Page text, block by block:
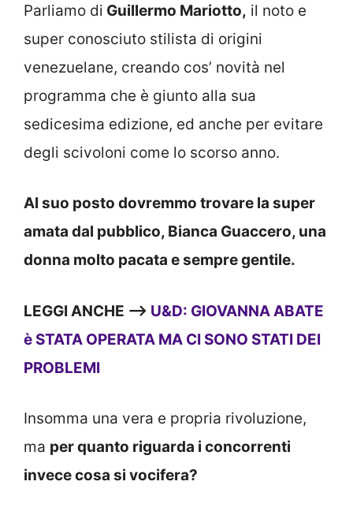
Parliamo di Guillermo Mariotto, il noto e
super conosciuto stilista di origini
venezuelane, creando cos’ novità nel
programma che è giunto alla sua
sedicesima edizione, ed anche per evitare
degli scivoloni come lo scorso anno.
Al suo posto dovremmo trovare la super
amata dal pubblico, Bianca Guaccero, una
donna molto pacata e sempre gentile.
LEGGI ANCHE —> U&D: GIOVANNA ABATE
è STATA OPERATA MA CI SONO STATI DEI
PROBLEMI
Insomma una vera e propria rivoluzione,
ma per quanto riguarda i concorrenti
invece cosa si vocifera?